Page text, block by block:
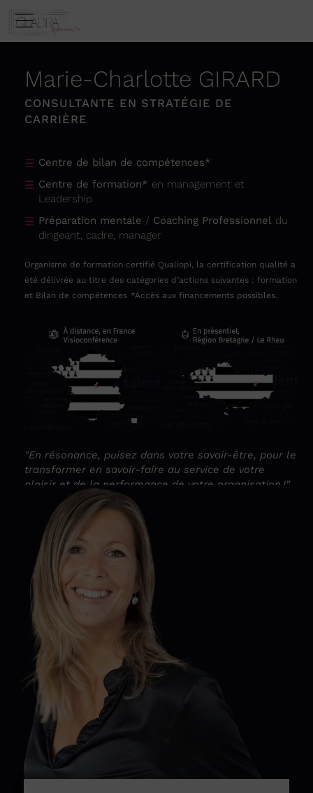
Marie-Charlotte GIRARD
CONSULTANTE EN STRATÉGIE DE
CARRIÈRE
Centre de bilan de compétences*
Centre de formation* en management et
Leadership
Préparation mentale / Coaching Professionnel du
dirigeant, cadre, manager
Organisme de formation certifié Qualiopi, la certification qualité a
été délivrée au titre des catégories d’actions suivantes : formation
et Bilan de compétences *Accès aux financements possibles.
"En résonance, puisez dans votre savoir-être, pour le
transformer en savoir-faire au service de votre
plaisir et de la performance de votre organisation !"